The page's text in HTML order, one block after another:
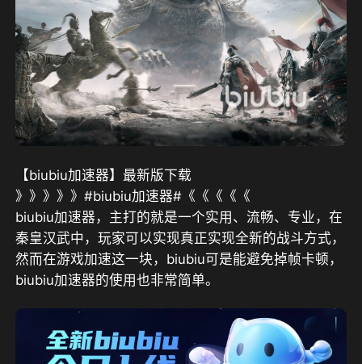
【biubiu加速器】最新版下载
》》》》》#biubiu加速器#《《《《《
biubiu加速器，主打的就是一个实用、流畅、专业，在
秦皇汉武中，玩家可以实现真正实现全新的战斗方式，
然而在游戏加速这一块，biubiu可是能避免掉帧卡顿，
biubiu加速器的使用也非常简单。